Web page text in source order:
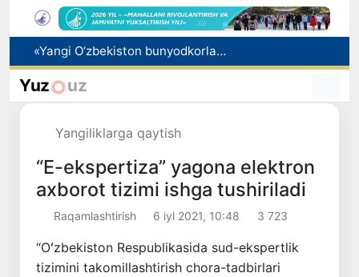
Oltoy kompaniyasi O‘zbekistonda fitoterapevtik mahsulotlar ishlab chiqarishni rejalashtirmoqda
Vakant o‘rinlarga o‘qishga kirish imkoniyati yaratiladi
Yuz uz
Yangiliklarga qaytish
“E-ekspertiza” yagona elektron
axborot tizimi ishga tushiriladi
Raqamlashtirish 6 iyl 2021, 10:48 3 723
“Oʻzbekiston Respublikasida sud-ekspertlik
tizimini takomillashtirish chora-tadbirlari